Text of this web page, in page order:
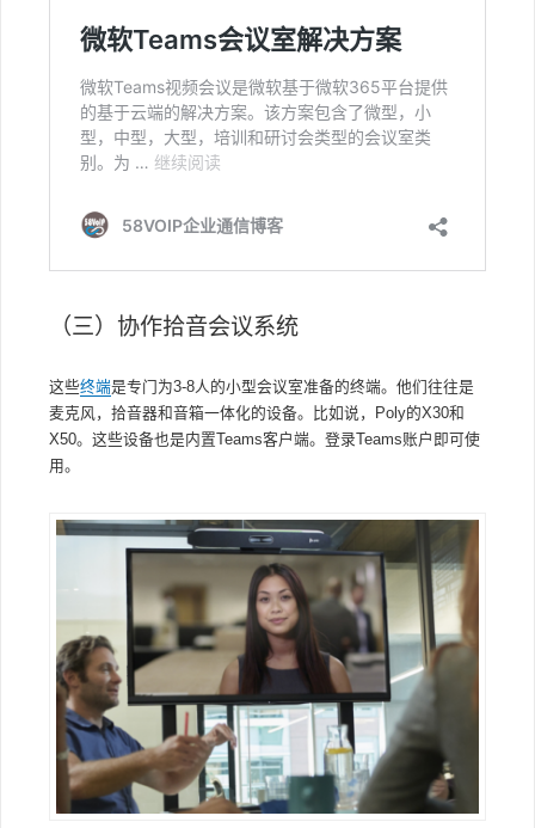
（三）协作拾音会议系统
这些终端是专门为3-8人的小型会议室准备的终端。他们往往是
麦克风，拾音器和音箱一体化的设备。比如说，Poly的X30和
X50。这些设备也是内置Teams客户端。登录Teams账户即可使
用。